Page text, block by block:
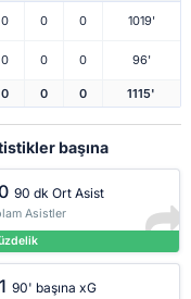
0 0 0 1019'
0 0 0 96'
0 0 0 1115'
başına
90 dk Ort Asist
Asistler
90' başına xG